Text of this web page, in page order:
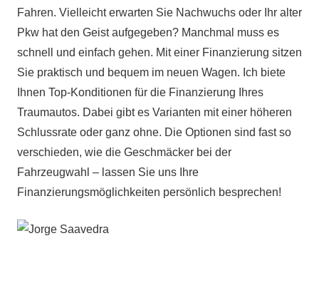
Fahren. Vielleicht erwarten Sie Nachwuchs oder Ihr alter
Pkw hat den Geist aufgegeben? Manchmal muss es
schnell und einfach gehen. Mit einer Finanzierung sitzen
Sie praktisch und bequem im neuen Wagen. Ich biete
Ihnen Top-Konditionen für die Finanzierung Ihres
Traumautos. Dabei gibt es Varianten mit einer höheren
Schlussrate oder ganz ohne. Die Optionen sind fast so
verschieden, wie die Geschmäcker bei der
Fahrzeugwahl – lassen Sie uns Ihre
Finanzierungsmöglichkeiten persönlich besprechen!